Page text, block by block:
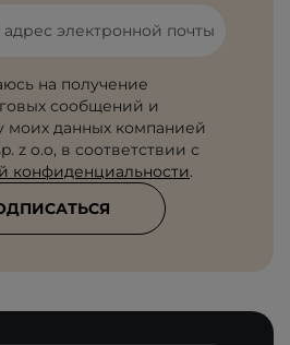
электронной почты
на получение
сообщений и
моих данных компанией
z o.o, в соответствии с
конфиденциальности.